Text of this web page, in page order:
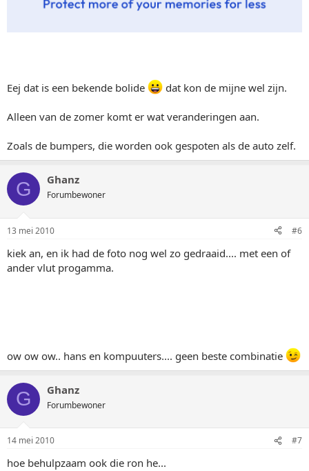
Eej dat is een bekende bolide dat kon de mijne wel zijn.
Alleen van de zomer komt er wat veranderingen aan.
Zoals de bumpers, die worden ook gespoten als de auto zelf.
G Ghanz
Forumbewoner
13 mei 2010 #6
kiek an, en ik had de foto nog wel zo gedraaid.... met een of
ander vlut progamma.
ow ow ow.. hans en kompuuters.... geen beste combinatie
G Ghanz
Forumbewoner
14 mei 2010 #7
hoe behulpzaam ook die ron he...